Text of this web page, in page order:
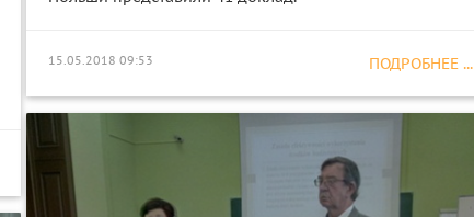
ПОДРОБНЕЕ ...
15.05.2018 09:53